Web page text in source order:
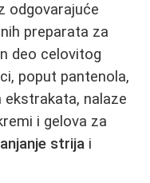
odgovarajuće
preparata za
deo celovitog
poput pantenola,
ekstrakata, nalaze
i gelova za
strija i